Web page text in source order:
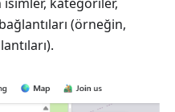
(örneğin,